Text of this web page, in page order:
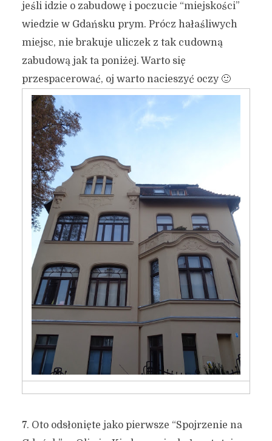
jeśli idzie o zabudowę i poczucie “miejskości”
wiedzie w Gdańsku prym. Prócz hałaśliwych
miejsc, nie brakuje uliczek z tak cudowną
zabudową jak ta poniżej. Warto się
przespacerować, oj warto nacieszyć oczy 🙂
7. Oto odsłonięte jako pierwsze “Spojrzenie na